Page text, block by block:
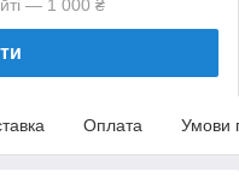
— 1 000 ₴
Оплата Умови